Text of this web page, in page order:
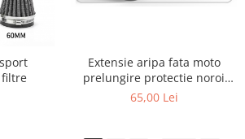
filtre
Extensie aripa fata moto
prelungire protectie noroi
aparatoare
65,00 Lei